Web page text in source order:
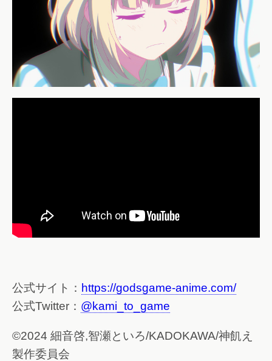
公式サイト： https://godsgame-anime.com/
公式Twitter： @kami_to_game
©2024 細音啓,智瀬といろ/KADOKAWA/神飢え
製作委員会